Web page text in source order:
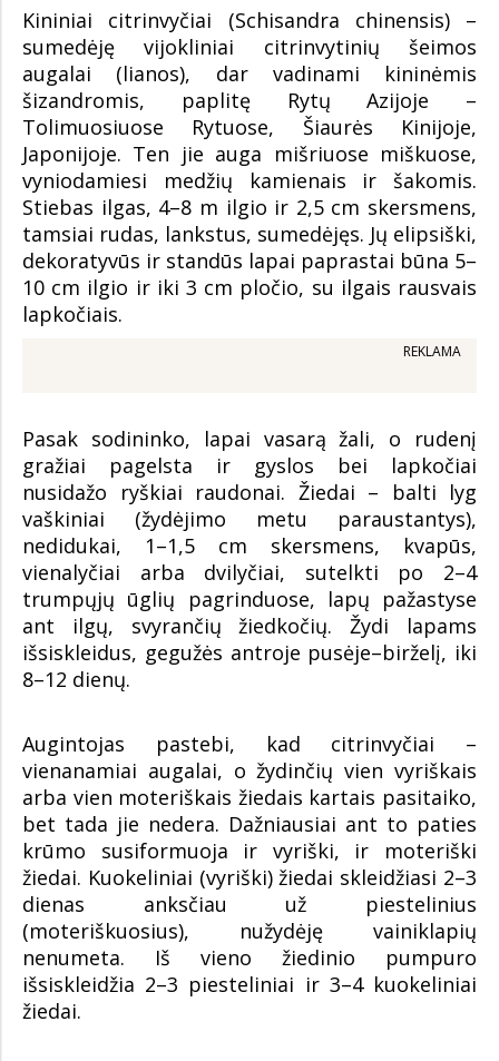
Kininiai citrinvyčiai (Schisandra chinensis) –
sumedėję vijokliniai citrinvytinių šeimos
augalai (lianos), dar vadinami kininėmis
šizandromis, paplitę Rytų Azijoje –
Tolimuosiuose Rytuose, Šiaurės Kinijoje,
Japonijoje. Ten jie auga mišriuose miškuose,
vyniodamiesi medžių kamienais ir šakomis.
Stiebas ilgas, 4–8 m ilgio ir 2,5 cm skersmens,
tamsiai rudas, lankstus, sumedėjęs. Jų elipsiški,
dekoratyvūs ir standūs lapai paprastai būna 5–
10 cm ilgio ir iki 3 cm pločio, su ilgais rausvais
lapkočiais.
REKLAMA
Pasak sodininko, lapai vasarą žali, o rudenį
gražiai pagelsta ir gyslos bei lapkočiai
nusidažo ryškiai raudonai. Žiedai – balti lyg
vaškiniai (žydėjimo metu paraustantys),
nedidukai, 1–1,5 cm skersmens, kvapūs,
vienalyčiai arba dvilyčiai, sutelkti po 2–4
trumpųjų ūglių pagrinduose, lapų pažastyse
ant ilgų, svyrančių žiedkočių. Žydi lapams
išsiskleidus, gegužės antroje pusėje–birželį, iki
8–12 dienų.
Augintojas pastebi, kad citrinvyčiai –
vienanamiai augalai, o žydinčių vien vyriškais
arba vien moteriškais žiedais kartais pasitaiko,
bet tada jie nedera. Dažniausiai ant to paties
krūmo susiformuoja ir vyriški, ir moteriški
žiedai. Kuokeliniai (vyriški) žiedai skleidžiasi 2–3
dienas anksčiau už piestelinius
(moteriškuosius), nužydėję vainiklapių
nenumeta. Iš vieno žiedinio pumpuro
išsiskleidžia 2–3 piesteliniai ir 3–4 kuokeliniai
žiedai.